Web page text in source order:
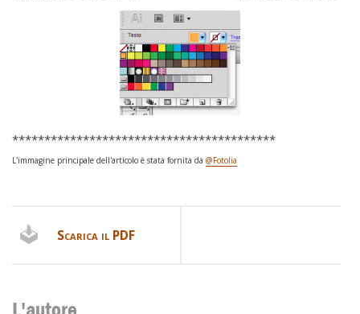
*****************************************
L'immagine principale dell'articolo è stata fornita da @Fotolia
Scarica il PDF